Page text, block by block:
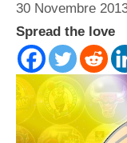
30 Novembre
Spread the love